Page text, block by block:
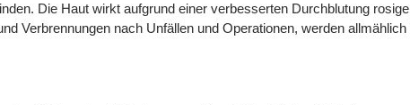
Die Haut wirkt aufgrund einer verbesserten Durchblutung
Verbrennungen nach Unfällen und Operationen, werden